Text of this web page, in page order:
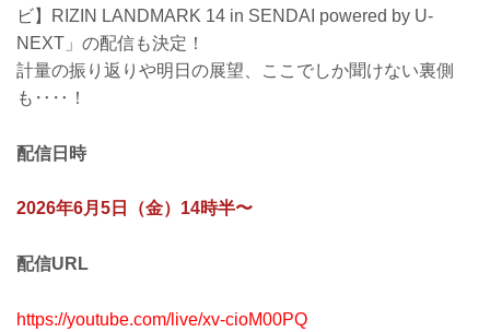
ビ】RIZIN LANDMARK 14 in SENDAI powered by U-
NEXT」の配信も決定！
計量の振り返りや明日の展望、ここでしか聞けない裏側
も‥‥！
配信日時
2026年6月5日（金）14時半〜
配信URL
https://youtube.com/live/xv-cioM00PQ